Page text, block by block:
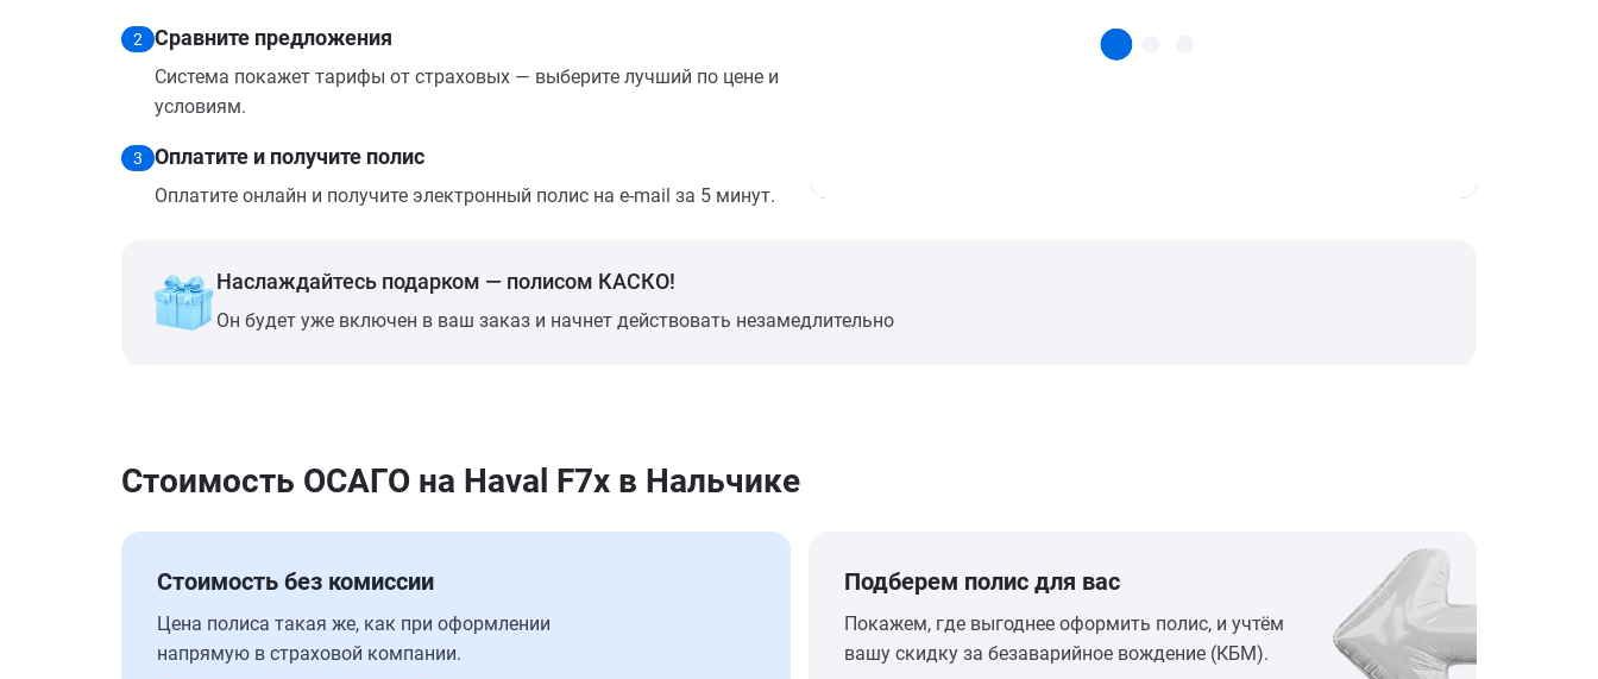
2 Сравните предложения
Система покажет тарифы от страховых — выберите лучший по цене и
условиям.
3 Оплатите и получите полис
Оплатите онлайн и получите электронный полис на e-mail за 5 минут.
Наслаждайтесь подарком — полисом КАСКО!
Он будет уже включен в ваш заказ и начнет действовать незамедлительно
Стоимость ОСАГО на Haval F7x в Нальчике
Стоимость без комиссии
Цена полиса такая же, как при оформлении
напрямую в страховой компании.
Подберем полис для вас
Покажем, где выгоднее оформить полис, и учтём
вашу скидку за безаварийное вождение (КБМ).